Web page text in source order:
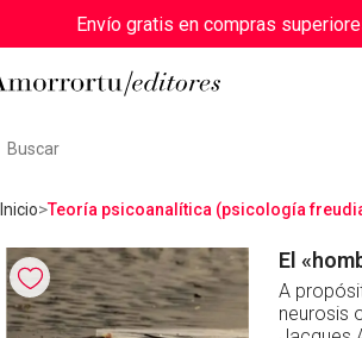
Envío gratis en compras
Inicio Teoría psicoanalítica (psicología
El
A
neurosis